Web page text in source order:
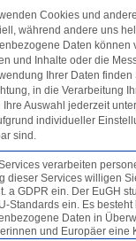
Cookies und
während andere uns
Daten können
und Inhalte oder die
Ihrer Daten finden
in die Verarbeitung
Ihre Auswahl jederzeit unter
individueller
sind.
verarbeiten
dieser Services willigen
a GDPR ein. Der EuGH
Standards ein. Es
Daten in
und Europäer eine